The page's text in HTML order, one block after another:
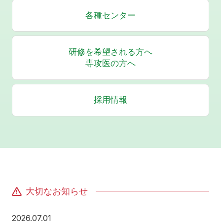
各種センター
研修を希望される方へ
専攻医の方へ
採用情報
大切なお知らせ
2026.07.01